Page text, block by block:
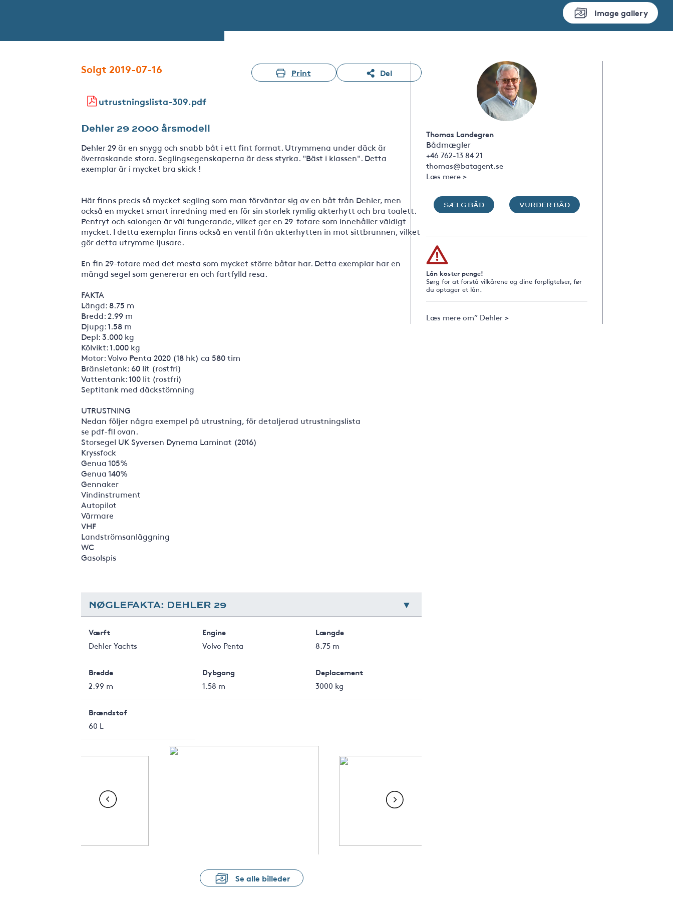
Image gallery
Solgt 2019-07-16 Print Del
utrustningslista-309.pdf
Dehler 29 2000 årsmodell
Dehler 29 är en snygg och snabb båt i ett fint format. Utrymmena under däck är
överraskande stora. Seglingsegenskaperna är dess styrka. "Bäst i klassen". Detta
exemplar är i mycket bra skick !
Här finns precis så mycket segling som man förväntar sig av en båt från Dehler, men
också en mycket smart inredning med en för sin storlek rymlig akterhytt och bra toalett.
Pentryt och salongen är väl fungerande, vilket ger en 29-fotare som innehåller väldigt
mycket. I detta exemplar finns också en ventil från akterhytten in mot sittbrunnen, vilket
gör detta utrymme ljusare.
En fin 29-fotare med det mesta som mycket större båtar har. Detta exemplar har en
mängd segel som genererar en och fartfylld resa.
FAKTA
Längd: 8.75 m
Bredd: 2.99 m
Djupg: 1.58 m
Depl: 3.000 kg
Kölvikt: 1.000 kg
Motor: Volvo Penta 2020 (18 hk) ca 580 tim
Bränsletank: 60 lit (rostfri)
Vattentank: 100 lit (rostfri)
Septitank med däckstömning
UTRUSTNING
Nedan följer några exempel på utrustning, för detaljerad utrustningslista
se pdf-fil ovan.
Storsegel UK Syversen Dynema Laminat (2016)
Kryssfock
Genua 105%
Genua 140%
Gennaker
Vindinstrument
Autopilot
Värmare
VHF
Landströmsanläggning
WC
Gasolspis
NØGLEFAKTA: DEHLER 29
Værft
Dehler Yachts
Engine
Volvo Penta
Længde
8.75 m
Bredde
2.99 m
Dybgang
1.58 m
Deplacement
3000 kg
Brændstof
60 L
Se alle billeder
Thomas Landegren
Bådmægler
+46 762-13 84 21
thomas@batagent.se
Læs mere >
SÆLG BÅD VURDER BÅD
Lån koster penge!
Sørg for at forstå vilkårene og dine forpligtelser, før
du optager et lån.
Læs mere om” Dehler >